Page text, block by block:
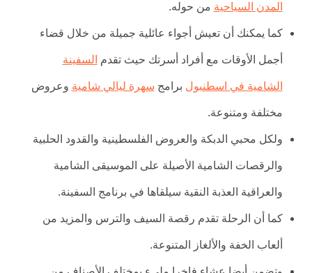
المدن السياحية من حوله.
كما يمكنك أن تعيش أجواء عائلية جميلة من خلال قضاء
أجمل الأوقات مع أفراد أسرتك حيث تقدم السفينة
الشامية في اسطنبول برامج سهرة ليالي شامية وعروض
مختلفة ومتنوعة.
ولكل محبي الدبكة والعروض الفلسطينية والقدود الحلبية
والرقصات الشامية الأصيلة على الموسيقى الشامية
والعراقية العذبة النقية سيلقاها في برنامج السفينة.
كما أن الرحلة تقدم رقصة السيف والترس والمزيد من
ألعاب الخفة والألغاز المتنوعة.